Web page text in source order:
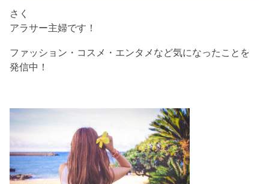
さく
アラサー主婦です！
ファッション・コスメ・エンタメなど気になったことを
発信中！